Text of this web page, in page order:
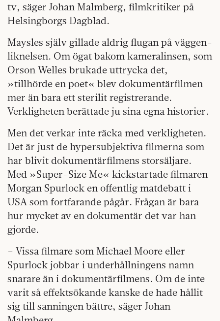
tv, säger Johan Malmberg, filmkritiker på
Helsingborgs Dagblad.
Maysles själv gillade aldrig flugan på väggen-
liknelsen. Om ögat bakom kameralinsen, som
Orson Welles brukade uttrycka det,
»tillhörde en poet« blev dokumentärfilmen
mer än bara ett sterilit registrerande.
Verkligheten berättade ju sina egna historier.
Men det verkar inte räcka med verkligheten.
Det är just de hypersubjektiva filmerna som
har blivit dokumentärfilmens storsäljare.
Med »Super-Size Me« kickstartade filmaren
Morgan Spurlock en offentlig matdebatt i
USA som fortfarande pågår. Frågan är bara
hur mycket av en dokumentär det var han
gjorde.
– Vissa filmare som Michael Moore eller
Spurlock jobbar i underhållningens namn
snarare än i dokumentärfilmens. Om de inte
varit så effektsökande kanske de hade hållit
sig till sanningen bättre, säger Johan